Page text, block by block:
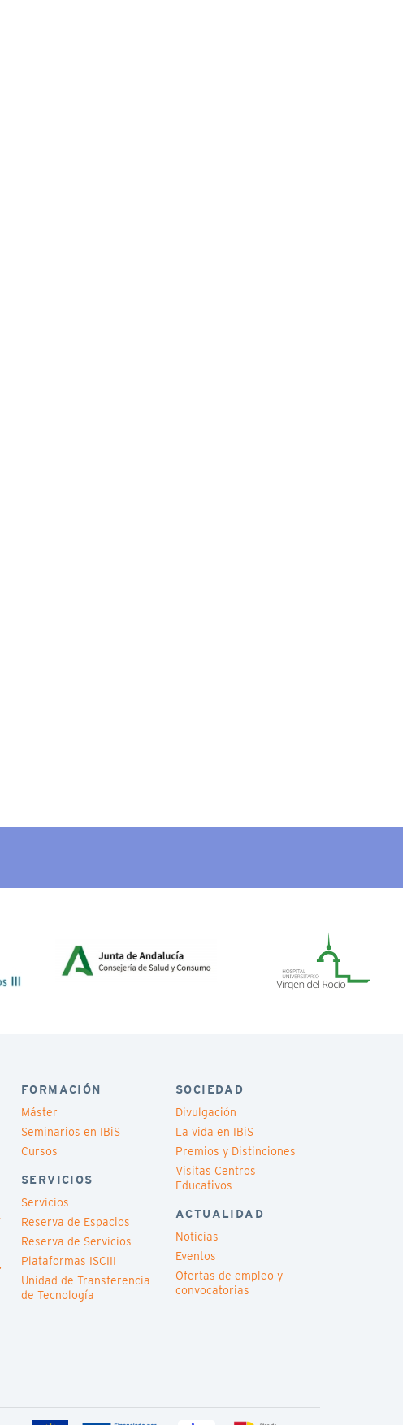
FORMACIÓN
Máster
Seminarios en IBiS
Cursos
SERVICIOS
Servicios
Reserva de Espacios
Reserva de Servicios
Plataformas ISCIII
Unidad de Transferencia
de Tecnología
SOCIEDAD
Divulgación
La vida en IBiS
Premios y Distinciones
Visitas Centros
Educativos
ACTUALIDAD
Noticias
Eventos
Ofertas de empleo y
convocatorias